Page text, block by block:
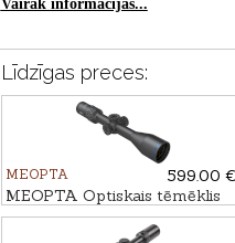
Vairāk informācijas...
Līdzīgas preces:
MEOPTA
599.00 €
MEOPTA Optiskais tēmēklis
MeoHunter R5 4-20x50 SFP